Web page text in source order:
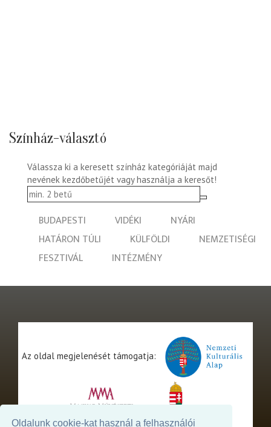
Oldalunk cookie-kat használ a felhasználói
Színház-választó
Válassza ki a keresett színház kategóriáját majd
nevének kezdőbetűjét vagy használja a keresőt!
BUDAPESTI VIDÉKI
NYÁRI
HATÁRON TÚLI
KÜLFÖLDI
NEMZETISÉGI
FESZTIVÁL
INTÉZMÉNY
Az oldal megjelenését támogatja: